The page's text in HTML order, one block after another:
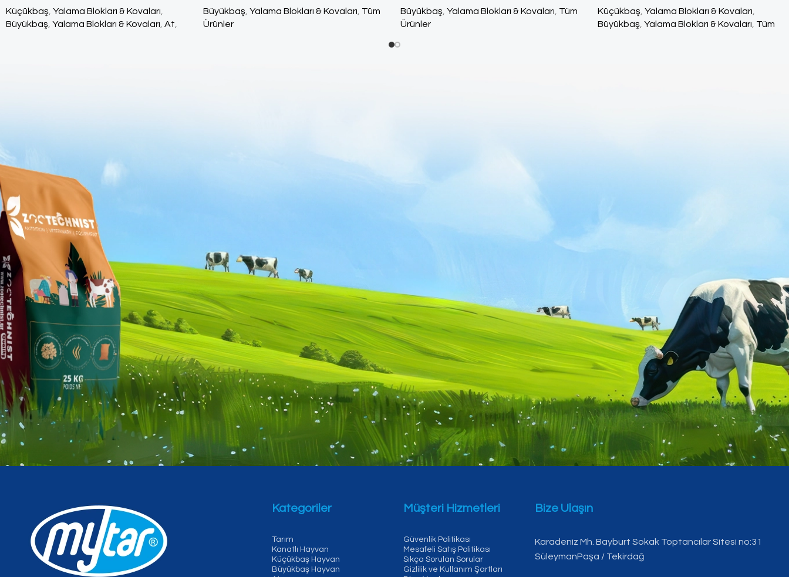
Küçükbaş Yalama Blokları & Kovaları
Büyükbaş Yalama Blokları & Kovaları At
Büyükbaş Yalama Blokları & Kovaları Tüm
Ürünler
Büyükbaş Yalama Blokları & Kovaları Tüm
Ürünler
Küçükbaş Yalama Blokları & Kovaları
Büyükbaş Yalama Blokları & Kovaları Tüm
Kategoriler
Tarım
Kanatlı Hayvan
Küçükbaş Hayvan
Büyükbaş Hayvan
Müşteri Hizmetleri
Güvenlik Politikası
Mesafeli Satış Politikası
Sıkça Sorulan Sorular
Gizlilik ve Kullanım Şartları
Bize Ulaşın
Karadeniz Mh. Bayburt Sokak Toptancılar Sitesi no:31
SüleymanPaşa / Tekirdağ